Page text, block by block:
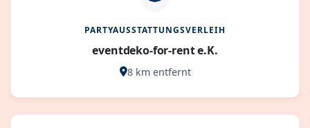
PARTYAUSSTATTUNGSVERLEIH
eventdeko-for-rent e.K.
8 km entfernt